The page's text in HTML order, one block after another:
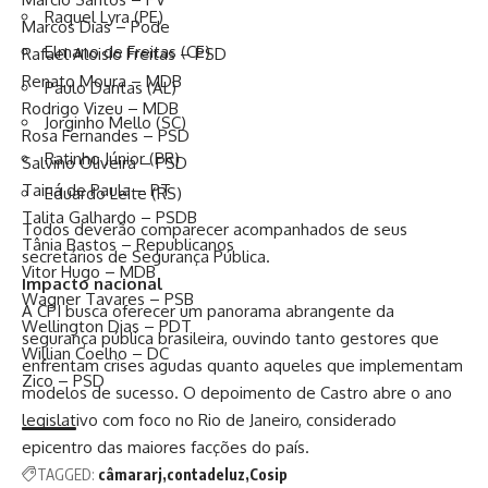
Marcos Dias – Pode
Rafael Aloisio Freitas – PSD
Renato Moura – MDB
Rodrigo Vizeu – MDB
Rosa Fernandes – PSD
Salvino Oliveira – PSD
Tainá de Paula – PT
Talita Galhardo – PSDB
Tânia Bastos – Republicanos
Vitor Hugo – MDB
Wagner Tavares – PSB
Wellington Dias – PDT
Willian Coelho – DC
Zico – PSD
TAGGED: câmararj contadeluz Cosip
Raquel Lyra (PE)
Elmano de Freitas (CE)
Paulo Dantas (AL)
Jorginho Mello (SC)
Ratinho Júnior (PR)
Eduardo Leite (RS)
Todos deverão comparecer acompanhados de seus
secretários de Segurança Pública.
Impacto nacional
A CPI busca oferecer um panorama abrangente da
segurança pública brasileira, ouvindo tanto gestores que
enfrentam crises agudas quanto aqueles que implementam
modelos de sucesso. O depoimento de Castro abre o ano
legislativo com foco no Rio de Janeiro, considerado
epicentro das maiores facções do país.